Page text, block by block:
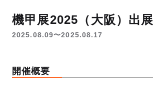
機甲展2025（大阪）出展
2025.08.09〜2025.08.17
開催概要